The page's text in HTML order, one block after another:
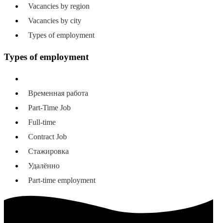
Vacancies by region
Vacancies by city
Types of employment
Types of employment
Временная работа
Part-Time Job
Full-time
Contract Job
Стажировка
Удалённо
Part-time employment